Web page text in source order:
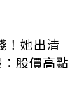
！她出清
股價高點